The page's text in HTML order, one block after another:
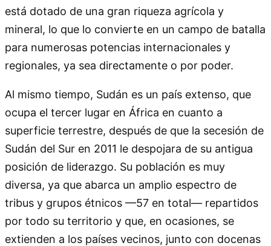
está dotado de una gran riqueza agrícola y
mineral, lo que lo convierte en un campo de batalla
para numerosas potencias internacionales y
regionales, ya sea directamente o por poder.
Al mismo tiempo, Sudán es un país extenso, que
ocupa el tercer lugar en África en cuanto a
superficie terrestre, después de que la secesión de
Sudán del Sur en 2011 le despojara de su antigua
posición de liderazgo. Su población es muy
diversa, ya que abarca un amplio espectro de
tribus y grupos étnicos —57 en total— repartidos
por todo su territorio y que, en ocasiones, se
extienden a los países vecinos, junto con docenas